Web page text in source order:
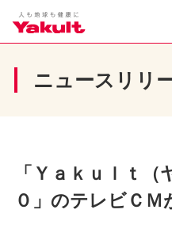
ニュースリリ
「Ｙａｋｕｌｔ
０」のテレビＣＭ